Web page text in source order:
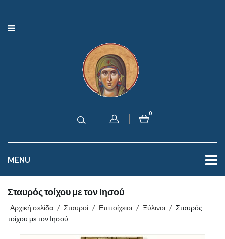
0
MENU
Σταυρός τοίχου με τον Ιησού
Αρχική σελίδα / Σταυροί / Επιτοίχειοι / Ξύλινοι / Σταυρός
τοίχου με τον Ιησού